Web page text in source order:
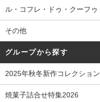
ル・コフレ・ドゥ・クーフゥ
その他
グループから探す
2025年秋冬新作コレクション
焼菓子詰合せ特集2026